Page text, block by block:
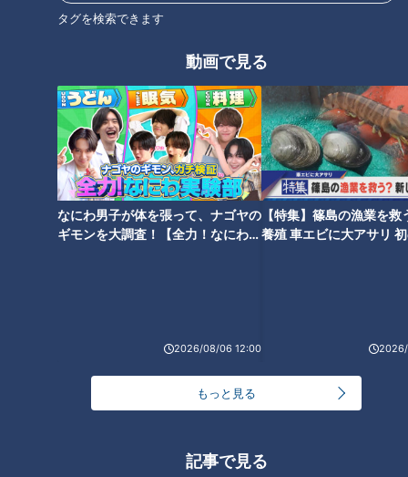
タグを検索できます
動画で見る
なにわ男子が体を張って、ナゴヤの
ギモンを大調査！【全力！なにわ実
2026/08/06 12:00
【特集】篠島の漁業を救
養殖 車エビに大アサリ
もっと見る
記事で見る
言を）考えました(笑)。僕も年齢的に引退が近付いて来ていま
すし、チームの他の選手に負けたくない気持ちを僕なりに言葉
として表現した。」
しかし、アピールの機会としてのオープン戦は悪天候が重なり
中止が続き、登板機会がやってきたのは開幕6日前の3月22日
だった。
結果は5回を93球、被安打4、失点1と結果を残し、開幕二戦目
の先発登板を告げられた。